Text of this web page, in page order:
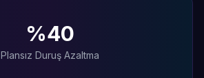
%40
Plansız Duruş Azaltma